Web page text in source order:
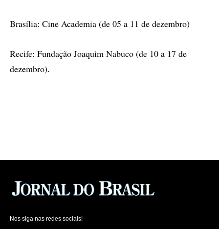
Brasília: Cine Academia (de 05 a 11 de dezembro)
Recife: Fundação Joaquim Nabuco (de 10 a 17 de
dezembro).
Nos siga nas redes sociais!